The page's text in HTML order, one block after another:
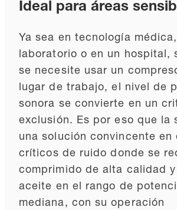
Ideal para áreas
Ya sea en tecnología
laboratorio o en un hospital,
se necesite usar un
lugar de trabajo, el nivel de
sonora se convierte en un
exclusión. Es por eso que la
una solución convincente en
críticos de ruido donde se
comprimido de alta calidad
aceite en el rango de
mediana, con su operación